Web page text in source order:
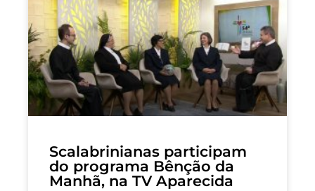
Scalabrinianas participam
do programa Bênção da
Manhã, na TV Aparecida